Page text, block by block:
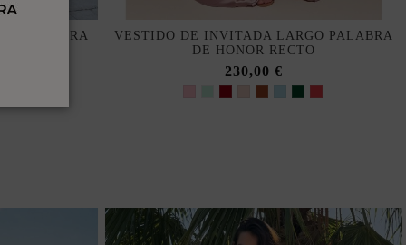
PALABRA
VESTIDO DE INVITADA LARGO PALABRA
DE HONOR RECTO
230,00 €